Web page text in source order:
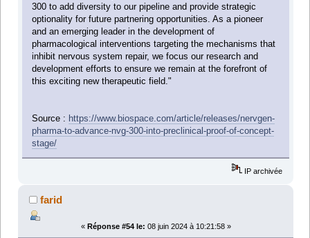
300 to add diversity to our pipeline and provide strategic
optionality for future partnering opportunities. As a pioneer
and an emerging leader in the development of
pharmacological interventions targeting the mechanisms that
inhibit nervous system repair, we focus our research and
development efforts to ensure we remain at the forefront of
this exciting new therapeutic field."
Source : https://www.biospace.com/article/releases/nervgen-
pharma-to-advance-nvg-300-into-preclinical-proof-of-concept-
stage/
IP archivée
farid
« Réponse #54 le: 08 juin 2024 à 10:21:58 »